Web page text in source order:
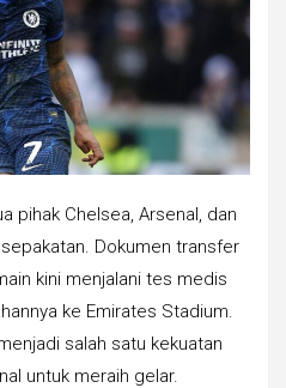
pihak Chelsea, Arsenal, dan
Dokumen transfer
kini menjalani tes medis
ke Emirates Stadium.
salah satu kekuatan
untuk meraih gelar.